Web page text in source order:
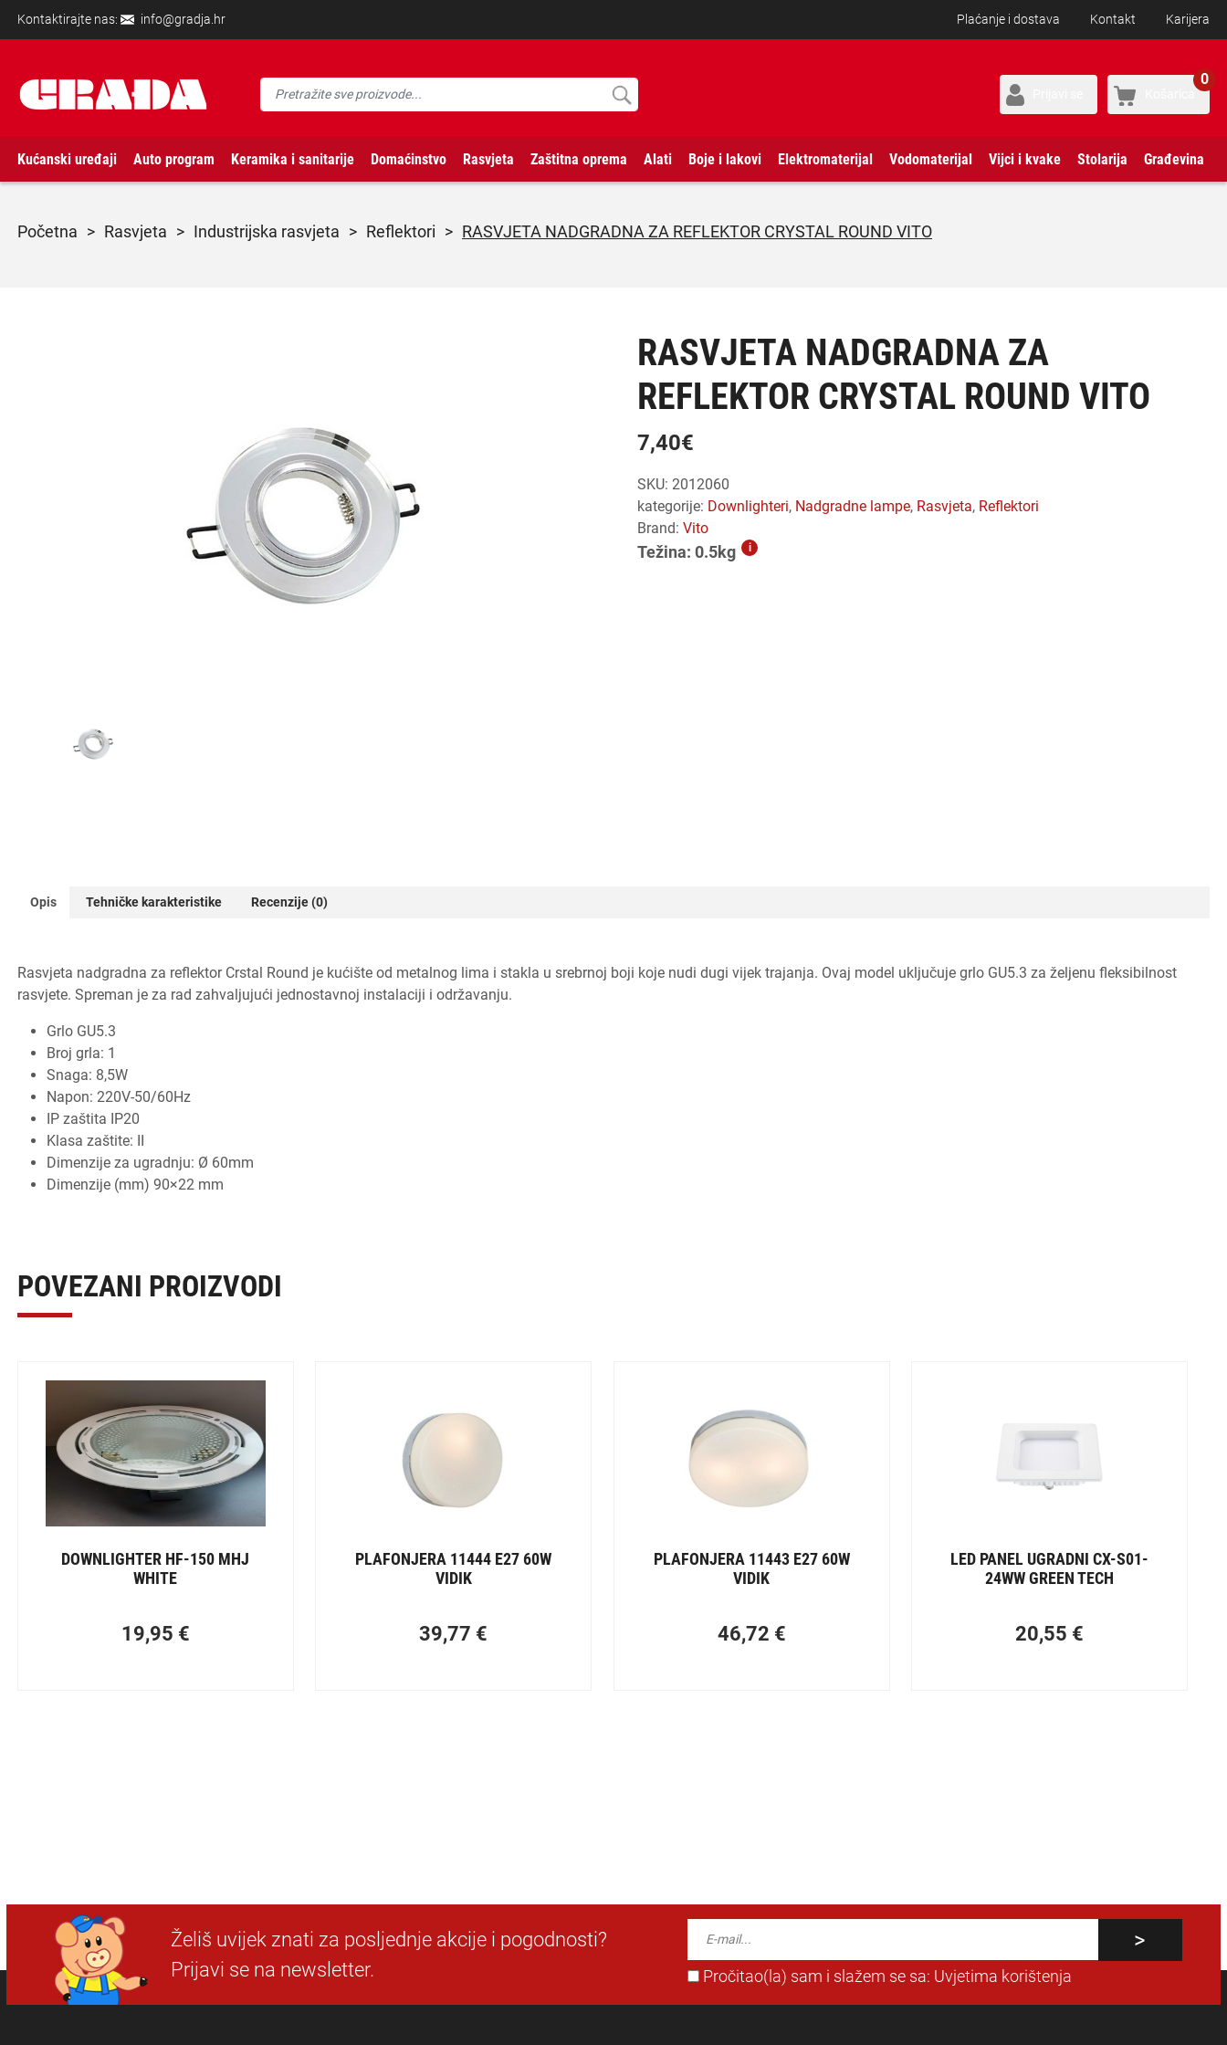
Kontaktirajte nas: info@gradja.hr Plaćanje i dostava Kontakt Karijera
0
Kućanski uređaji Auto program Keramika i sanitarije Domaćinstvo Rasvjeta Zaštitna oprema Alati Boje i lakovi Elektromaterijal Vodomaterijal Vijci i kvake Stolarija Građevina
početna > rasvjeta > industrijska rasvjeta > reflektori > RASVJETA NADGRADNA ZA REFLEKTOR CRYSTAL ROUND VITO
RASVJETA NADGRADNA ZA
REFLEKTOR CRYSTAL ROUND VITO
7,40€
SKU: 2012060
kategorije:
downlighteri, nadgradne lampe, rasvjeta,
reflektori
Brand:Vito
Težina: 0.5kg i
Opis Tehničke karakteristike Recenzije (0)
Rasvjeta nadgradna za reflektor Crstal Round je kućište od metalnog lima i stakla u srebrnoj boji koje nudi dugi vijek trajanja. Ovaj model uključuje grlo GU5.3 za željenu fleksibilnost
rasvjete. Spreman je za rad zahvaljujući jednostavnoj instalaciji i održavanju.
Grlo GU5.3
Broj grla: 1
Snaga: 8,5W
Napon: 220V-50/60Hz
IP zaštita IP20
Klasa zaštite: II
Dimenzije za ugradnju: Ø 60mm
Dimenzije (mm) 90×22 mm
POVEZANI PROIZVODI
DOWNLIGHTER HF-150 MHJ
WHITE
19,95 €
PLAFONJERA 11444 E27 60W
VIDIK
39,77 €
PLAFONJERA 11443 E27 60W
VIDIK
46,72 €
LED PANEL UGRADNI CX-S01-
24WW GREEN TECH
20,55 €
Želiš uvijek znati za posljednje akcije i pogodnosti?
Prijavi se na newsletter.
Pročitao(la) sam i slažem se sa: Uvjetima korištenja